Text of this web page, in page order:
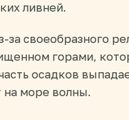
ливней.
за своеобразного
горами,
осадков
на море волны.